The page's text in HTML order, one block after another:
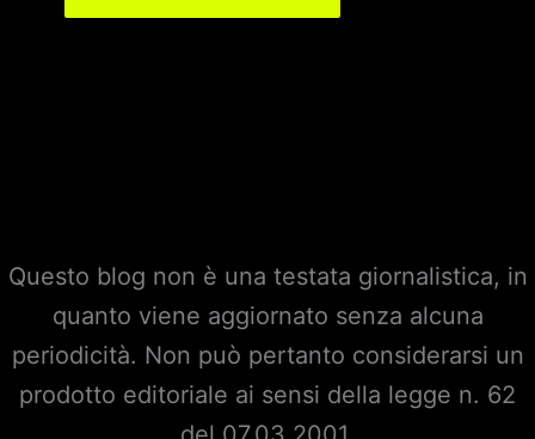
Questo blog non è una testata giornalistica, in
quanto viene aggiornato senza alcuna
periodicità. Non può pertanto considerarsi un
prodotto editoriale ai sensi della legge n. 62